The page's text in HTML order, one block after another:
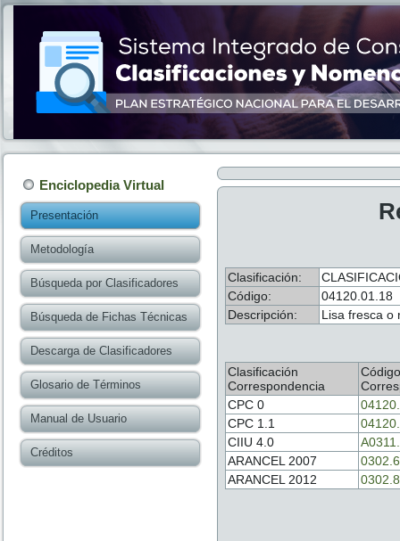
Enciclopedia Virtual
Presentación
Metodología
Búsqueda por Clasificadores
Búsqueda de Fichas Técnicas
Descarga de Clasificadores
Glosario de Términos
Manual de Usuario
Créditos
Clasificación:
Código:
04120.01.18
Descripción:
Lisa fresca o
Clasificación
Correspondencia
Código
CPC 0
CPC 1.1
CIIU 4.0
ARANCEL 2007
ARANCEL 2012